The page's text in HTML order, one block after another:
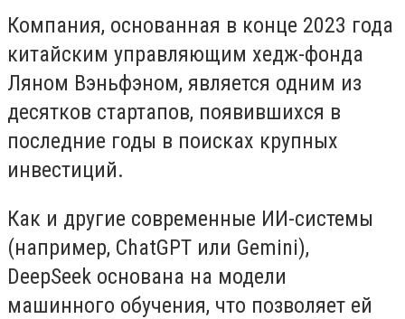
Компания, основанная в конце 2023 года
китайским управляющим хедж-фонда
Ляном Вэньфэном, является одним из
десятков стартапов, появившихся в
последние годы в поисках крупных
инвестиций.
Как и другие современные ИИ-системы
(например, ChatGPT или Gemini),
DeepSeek основана на модели
машинного обучения, что позволяет ей